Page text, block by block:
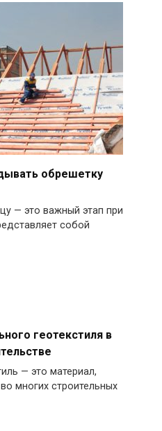
обрешетку
— это важный этап при
собой
геотекстиля в
— это материал,
многих строительных